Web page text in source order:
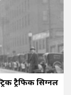
ट्रैफिक सिग्नल